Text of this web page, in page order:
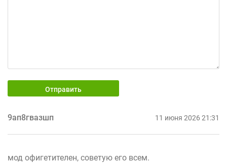
Отправить
9ап8гвазшп 11 июня 2026 21:31
мод офигетителен, советую его всем.